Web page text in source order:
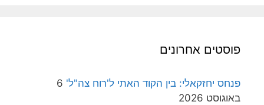
פוסטים אחרונים
פנחס יחזקאלי: בין הקוד האתי ל'רוח צה"ל' 6
באוגוסט 2026